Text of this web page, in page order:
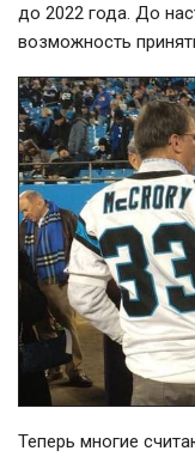
до 2022 года. До
возможность
Теперь многие